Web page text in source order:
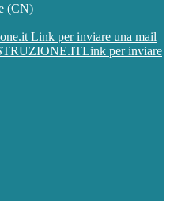
(CN)
Link per inviare una mail
Link per inviare